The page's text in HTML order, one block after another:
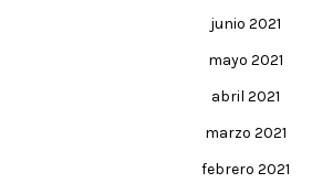
junio 2021
mayo 2021
abril 2021
marzo 2021
febrero 2021